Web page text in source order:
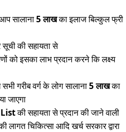
सालाना5 लाखका इलाज बिल्कुल फ्री
सूची की सहायता से
को इसका लाभ प्रदान करने कि लक्ष्य
गरीब वर्ग के लोग सालाना5 लाखका
जाएगा
Listकी सहायता से प्रदान की जाने वाली
लागत चिकित्सा आदि खर्च सरकार द्वारा